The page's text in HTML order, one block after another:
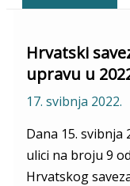
Hrvatski
upravu u
17. svibnja 2022.
Dana 15. svibnja
ulici na broju 9
Hrvatskog